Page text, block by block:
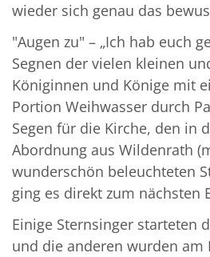
wieder sich genau das
"Augen zu" – „Ich hab euch
Segnen der vielen kleinen
Königinnen und Könige mit
Portion Weihwasser durch
Segen für die Kirche, den in
Abordnung aus Wildenrath
wunderschön beleuchteten
ging es direkt zum nächsten
Einige Sternsinger starteten
und die anderen wurden am